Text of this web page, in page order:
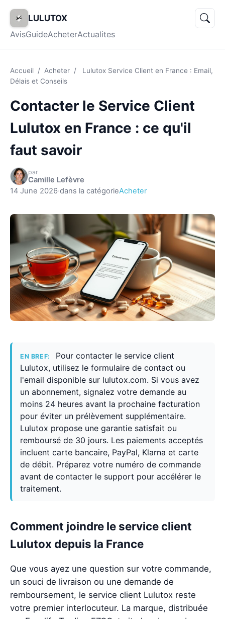
LULUTOX
AvisGuideAcheterActualites
Accueil / Acheter /
Lulutox Service Client en France : Email,
Délais et Conseils
Contacter le Service Client
Lulutox en France : ce qu'il
faut savoir
par
Camille Lefèvre
14 June 2026·dans la catégorieAcheter
EN BREF:
Pour contacter le service client
Lulutox, utilisez le formulaire de contact ou
l'email disponible sur lulutox.com. Si vous avez
un abonnement, signalez votre demande au
moins 24 heures avant la prochaine facturation
pour éviter un prélèvement supplémentaire.
Lulutox propose une garantie satisfait ou
remboursé de 30 jours. Les paiements acceptés
incluent carte bancaire, PayPal, Klarna et carte
de débit. Préparez votre numéro de commande
avant de contacter le support pour accélérer le
traitement.
Comment joindre le service client
Lulutox depuis la France
Que vous ayez une question sur votre commande,
un souci de livraison ou une demande de
remboursement, le service client Lulutox reste
votre premier interlocuteur. La marque, distribuée